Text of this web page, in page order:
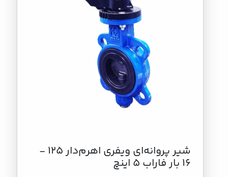
شیر پروانه‌ای ویفری اهرم‌دار 125 -
16 بار فاراب 5 اینچ